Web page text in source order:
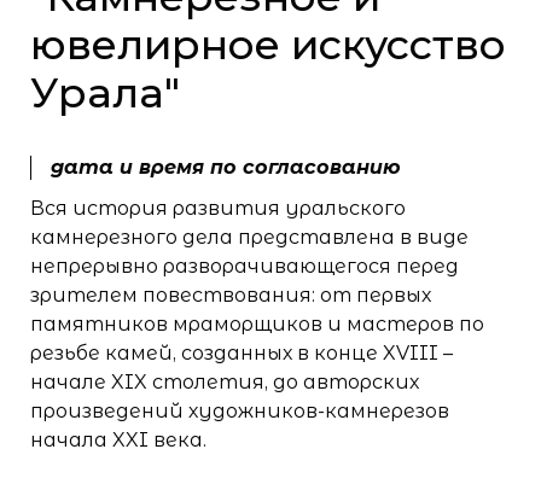
ювелирное искусство
Урала"
дата и время по согласованию
Вся история развития уральского
камнерезного дела представлена в виде
непрерывно разворачивающегося перед
зрителем повествования: от первых
памятников мраморщиков и мастеров по
резьбе камей, созданных в конце XVIII –
начале XIX столетия, до авторских
произведений художников-камнерезов
начала XXI века.